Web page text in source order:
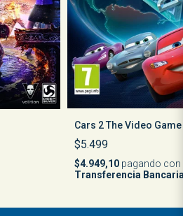
Cars 2 The Video Game
$5.499
$4.949,10 pagando con
Transferencia